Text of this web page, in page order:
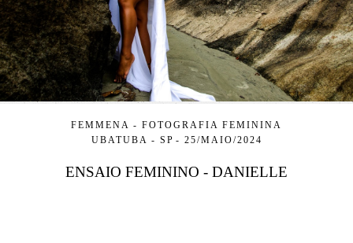
FEMMENA - FOTOGRAFIA FEMININA
UBATUBA - SP
25/MAIO/2024
ENSAIO FEMININO - DANIELLE